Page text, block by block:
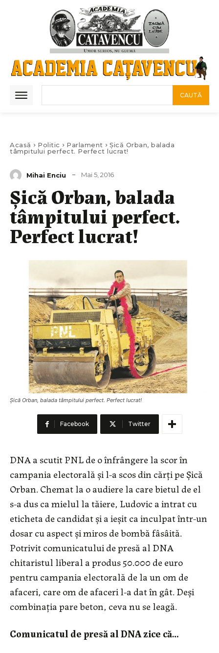
CAUTĂ
Acasă Politic Parlament
Șică Orban, balada
tâmpitului perfect. Perfect lucrat!
Mihai Enciu Mai 5, 2016
Șică Orban, balada
tâmpitului perfect.
Perfect lucrat!
Șică Orban, balada tâmpitului perfect. Perfect lucrat!
Facebook Twitter
DNA a scutit PNL de o înfrângere la scor în
campania electorală și l-a scos din cărți pe Șică
Orban. Chemat la o audiere la care bietul de el
s-a dus ca mielul la tăiere, Ludovic a intrat cu
eticheta de candidat și a ieșit ca inculpat într-un
dosar cu aspect și miros de bombă fâsâită.
Potrivit comunicatului de presă al DNA
chitaristul liberal a produs 50.000 de euro
pentru campania electorală de la un om de
afaceri, care om de afaceri l-a dat în gât. Deși
combinația pare beton, ceva nu se leagă.
Comunicatul de presă al DNA zice că…